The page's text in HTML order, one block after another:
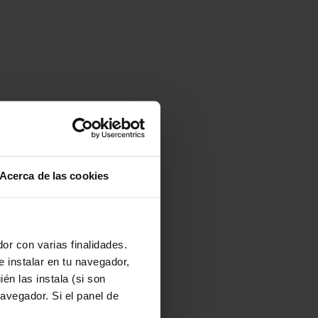
Acerca de las cookies
con varias finalidades.
instalar en tu navegador,
las instala (si son
Si el panel de